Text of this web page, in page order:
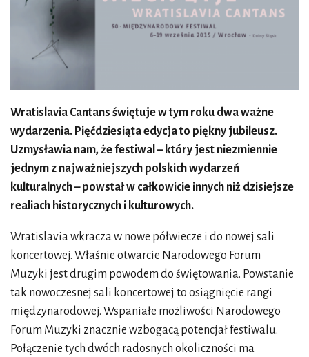
Wratislavia Cantans świętuje w tym roku dwa ważne
wydarzenia. Pięćdziesiąta edycja to piękny jubileusz.
Uzmysławia nam, że festiwal – który jest niezmiennie
jednym z najważniejszych polskich wydarzeń
kulturalnych – powstał w całkowicie innych niż dzisiejsze
realiach historycznych i kulturowych.
Wratislavia wkracza w nowe półwiecze i do nowej sali
koncertowej. Właśnie otwarcie Narodowego Forum
Muzyki jest drugim powodem do świętowania. Powstanie
tak nowoczesnej sali koncertowej to osiągnięcie rangi
międzynarodowej. Wspaniałe możliwości Narodowego
Forum Muzyki znacznie wzbogacą potencjał festiwalu.
Połączenie tych dwóch radosnych okoliczności ma